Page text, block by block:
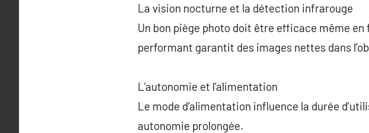
La vision nocturne et la détection infrarouge
Un bon piège photo doit être efficace même
performant garantit des images nettes dans
L’autonomie et l’alimentation
Le mode d’alimentation influence la durée
autonomie prolongée.